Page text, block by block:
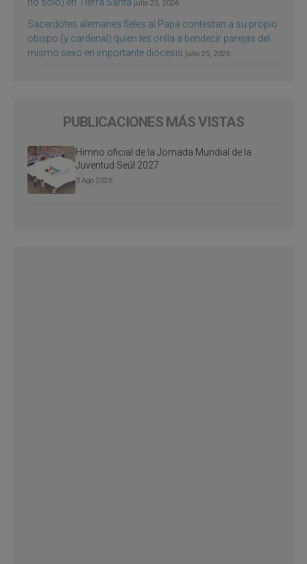
julio 25, 2026
Sacerdotes alemanes fieles al Papa contestan a su propio
obispo (y cardenal) quien les orilla a bendecir parejas del
mismo sexo en importante diócesis julio 25, 2026
PUBLICACIONES MÁS VISTAS
Himno oficial de la Jornada Mundial de la
Juventud Seúl 2027
3 Ago 2026